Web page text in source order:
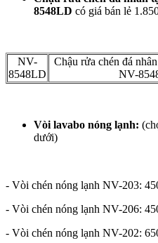
8548LD có giá bán lẻ
NV-
8548LD
Chậu rửa chén đá
NV-
Vòi lavabo nóng lạnh:
dưới)
- Vòi chén nóng lạnh NV-203:
- Vòi chén nóng lạnh NV-206:
- Vòi chén nóng lạnh NV-202: